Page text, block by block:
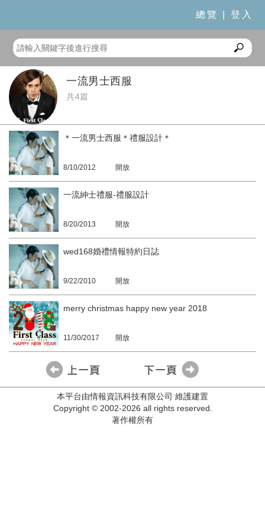
總覽 登入
一流男士西服
共4篇
＊一流男士西服＊禮服設計＊
8/10/2012 開放
一流紳士禮服-禮服設計
8/20/2013 開放
wed168婚禮情報特約日誌
9/22/2010 開放
merry christmas happy new year 2018
11/30/2017 開放
本平台由情報資訊科技有限公司 維護建置
Copyright © 2002-2026 all rights reserved.
著作權所有